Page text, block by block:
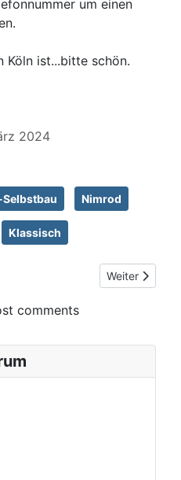
um einen
Köln ist...bitte schön.
2024
Selbstbau Nimrod
Klassisch
Prestige-Projekt: Die Klang &
Nächster
Weiter
comments